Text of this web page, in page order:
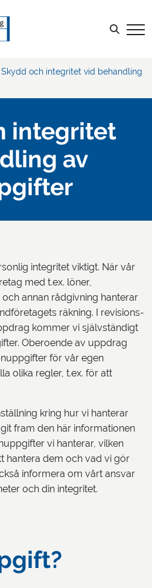
Sök efter:
Skydd och integritet vid behandling
integritet
av
integritet viktigt. När vår
med t.ex. löner,
annan rådgivning hanterar
räkning. I revisions-
kommer vi självständigt
Oberoende av uppdrag
för vår egen
olika regler, t.ex. för att
kring hur vi hanterar
fram den här informationen
vi hanterar, vilken
hantera dem och vad vi gör
informera om vårt ansvar
och din integritet.